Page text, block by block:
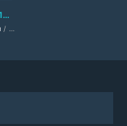
Астрал. Дом № 13 (2025)
/